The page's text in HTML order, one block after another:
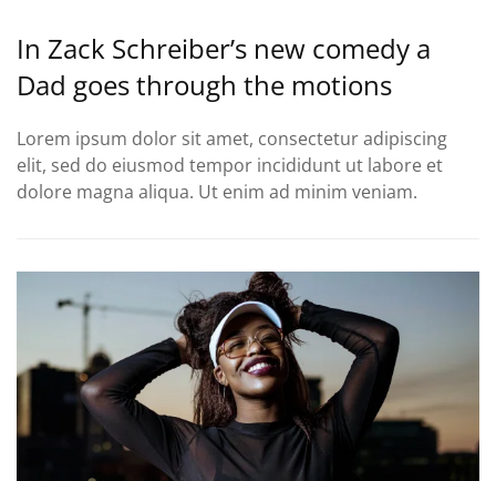
In Zack Schreiber’s new comedy a
Dad goes through the motions
Lorem ipsum dolor sit amet, consectetur adipiscing
elit, sed do eiusmod tempor incididunt ut labore et
dolore magna aliqua. Ut enim ad minim veniam.